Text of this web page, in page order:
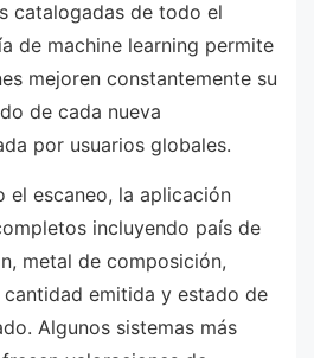
catalogadas de todo el
de machine learning permite
mejoren constantemente su
de cada nueva
por usuarios globales.
el escaneo, la aplicación
incluyendo país de
metal de composición,
emitida y estado de
Algunos sistemas más